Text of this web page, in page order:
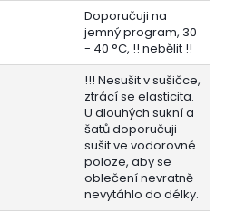
Doporučuji na
jemný program, 30
- 40 °C, !! nebělit !!
!!! Nesušit v sušičce,
ztrácí se elasticita.
U dlouhých sukní a
šatů doporučuji
sušit ve vodorovné
poloze, aby se
oblečení nevratně
nevytáhlo do délky.